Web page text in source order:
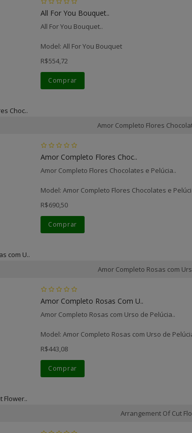
All For You Bouquet..
All For You Bouquet..
Model: All For You Bouquet
R$554,72
Comprar
Amor Completo Flores
Amor Completo Flores Choc..
Amor Completo Flores Chocolates e Pelúcia..
Model: Amor Completo Flores Chocolates e
R$690,50
Comprar
Amor Completo Rosas com
Amor Completo Rosas Com U..
Amor Completo Rosas com Urso de Pelúcia..
Model: Amor Completo Rosas com Urso de
R$443,08
Comprar
Arrangement Of Cut